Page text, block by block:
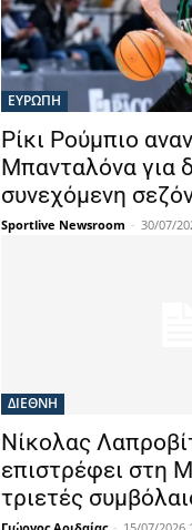
ΕΥΡΩΠΗ
Ρίκι Ρούμπιο
Μπανταλόνα για
συνεχόμενη
Sportlive Newsroom - 30/07/
ΔΙΕΘΝΗ
Νίκολας
επιστρέφει στη
τριετές